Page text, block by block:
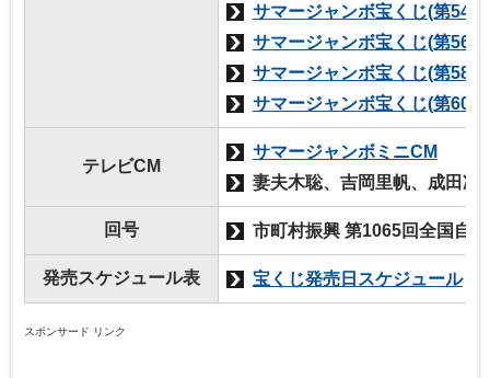
サマージャンボ宝くじ(第544
サマージャンボ宝くじ(第566
サマージャンボ宝くじ(第587
サマージャンボ宝くじ(第607
テレビCM
サマージャンボミニCM
妻夫木聡、吉岡里帆、成田凌
回号 市町村振興 第1065回全国自
発売スケジュール表 宝くじ発売日スケジュール
スポンサード リンク